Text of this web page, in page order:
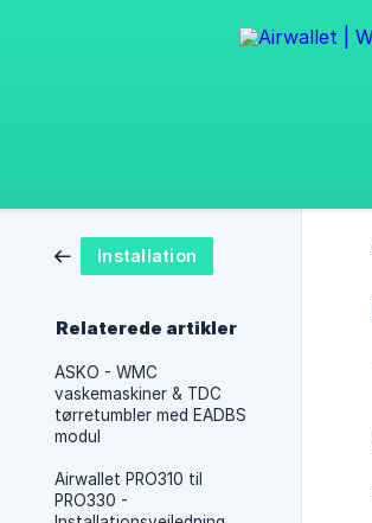
Installation
Relaterede artikler
ASKO - WMC
vaskemaskiner & TDC
tørretumbler med EADBS
modul
Airwallet PRO310 til
PRO330 -